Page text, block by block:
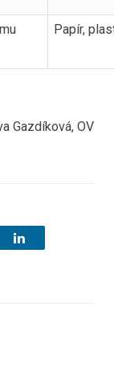
Papír,
Gazdíková, OV
LinkedIn